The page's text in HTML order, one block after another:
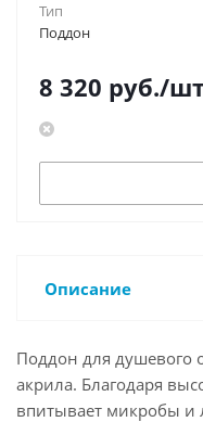
Тип
Поддон
8 320 руб./
Описание
Поддон для душевого
акрила. Благодаря
впитывает микробы и